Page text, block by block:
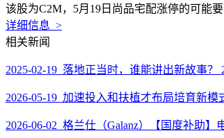
该股为C2M，5月19日尚品宅配涨停的可能
详细信息 >
相关新闻
2025-02-19 落地正当时，谁能讲出新故事？
2026-05-19 加速投入和扶植才布局培育新模
2026-06-02 格兰仕（Galanz）【国度补助】